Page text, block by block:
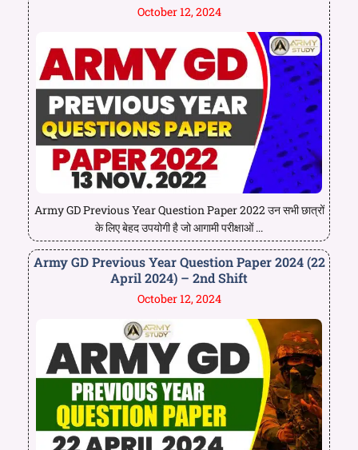
October 12, 2024
Army GD Previous Year Question Paper 2022 उन सभी छात्रों
के लिए बेहद उपयोगी है जो आगामी परीक्षाओं ...
Army GD Previous Year Question Paper 2024 (22
April 2024) – 2nd Shift
October 12, 2024